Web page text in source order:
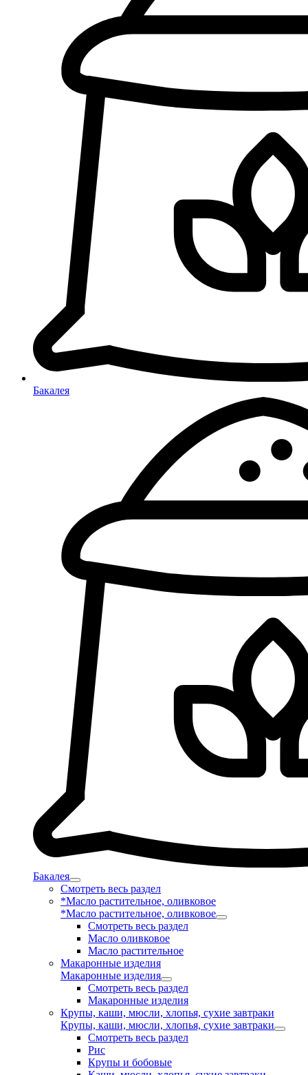
Бакалея
Бакалея
Смотреть весь раздел
*Масло растительное, оливковое
*Масло растительное, оливковое
Смотреть весь раздел
Масло оливковое
Масло растительное
Макаронные изделия
Макаронные изделия
Смотреть весь раздел
Макаронные изделия
Крупы, каши, мюсли, хлопья, сухие завтраки
Крупы, каши, мюсли, хлопья, сухие завтраки
Смотреть весь раздел
Рис
Крупы и бобовые